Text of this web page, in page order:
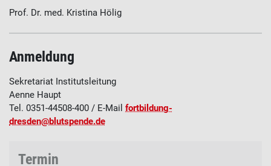
Prof. Dr. med. Kristina Hölig
Anmeldung
Sekretariat Institutsleitung
Aenne Haupt
Tel. 0351-44508-400 / E-Mail fortbildung-
dresden@blutspende.de
Termin